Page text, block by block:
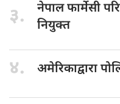
३. नेपाल फार्मेसी
नियुक्त
४. अमेरिकाद्वारा